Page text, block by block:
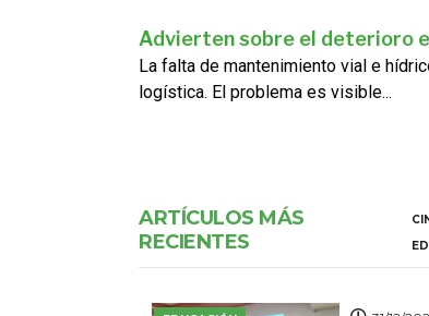
Advierten sobre el deterioro
La falta de mantenimiento vial e
logística. El problema es visible...
ARTÍCULOS MÁS
RECIENTES